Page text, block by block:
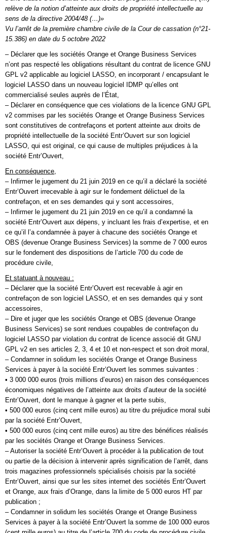
relève de la notion d’atteinte aux droits de propriété intellectuelle au
sens de la directive 2004/48 (…)»
Vu l’arrêt de la première chambre civile de la Cour de cassation (n°21-
15.386) en date du 5 octobre 2022
– Déclarer que les sociétés Orange et Orange Business Services
n’ont pas respecté les obligations résultant du contrat de licence GNU
GPL v2 applicable au logiciel LASSO, en incorporant / encapsulant le
logiciel LASSO dans un nouveau logiciel IDMP qu’elles ont
commercialisé seules auprès de l’État,
– Déclarer en conséquence que ces violations de la licence GNU GPL
v2 commises par les sociétés Orange et Orange Business Services
sont constitutives de contrefaçons et portent atteinte aux droits de
propriété intellectuelle de la société Entr’Ouvert sur son logiciel
LASSO, qui est original, ce qui cause de multiples préjudices à la
société Entr’Ouvert,
En conséquence,
– Infirmer le jugement du 21 juin 2019 en ce qu’il a déclaré la société
Entr’Ouvert irrecevable à agir sur le fondement délictuel de la
contrefaçon, et en ses demandes qui y sont accessoires,
– Infirmer le jugement du 21 juin 2019 en ce qu’il a condamné la
société Entr’Ouvert aux dépens, y incluant les frais d’expertise, et en
ce qu’il l’a condamnée à payer à chacune des sociétés Orange et
OBS (devenue Orange Business Services) la somme de 7 000 euros
sur le fondement des dispositions de l’article 700 du code de
procédure civile,
Et statuant à nouveau :
– Déclarer que la société Entr’Ouvert est recevable à agir en
contrefaçon de son logiciel LASSO, et en ses demandes qui y sont
accessoires,
– Dire et juger que les sociétés Orange et OBS (devenue Orange
Business Services) se sont rendues coupables de contrefaçon du
logiciel LASSO par violation du contrat de licence associé dit GNU
GPL v2 en ses articles 2, 3, 4 et 10 et non-respect et son droit moral,
– Condamner in solidum les sociétés Orange et Orange Business
Services à payer à la société Entr’Ouvert les sommes suivantes :
• 3 000 000 euros (trois millions d’euros) en raison des conséquences
économiques négatives de l’atteinte aux droits d’auteur de la société
Entr’Ouvert, dont le manque à gagner et la perte subis,
• 500 000 euros (cinq cent mille euros) au titre du préjudice moral subi
par la société Entr’Ouvert,
• 500 000 euros (cinq cent mille euros) au titre des bénéfices réalisés
par les sociétés Orange et Orange Business Services.
– Autoriser la société Entr’Ouvert à procéder à la publication de tout
ou partie de la décision à intervenir après signification de l’arrêt, dans
trois magazines professionnels spécialisés choisis par la société
Entr’Ouvert, ainsi que sur les sites internet des sociétés Entr’Ouvert
et Orange, aux frais d’Orange, dans la limite de 5 000 euros HT par
publication ;
– Condamner in solidum les sociétés Orange et Orange Business
Services à payer à la société Entr’Ouvert la somme de 100 000 euros